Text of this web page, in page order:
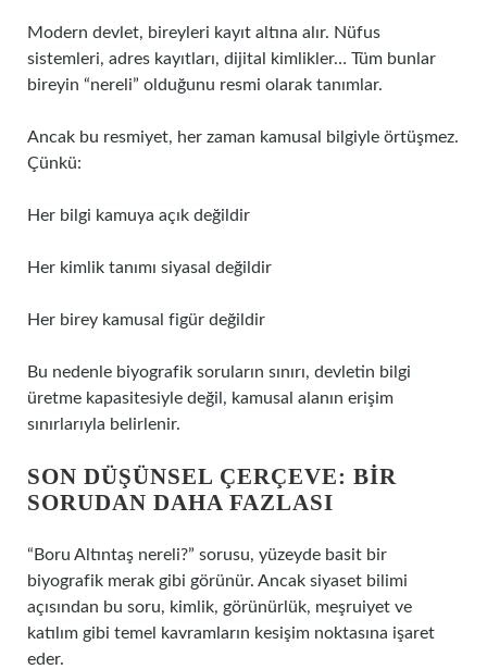
Modern devlet, bireyleri kayıt altına alır. Nüfus
sistemleri, adres kayıtları, dijital kimlikler… Tüm bunlar
bireyin “nereli” olduğunu resmi olarak tanımlar.
Ancak bu resmiyet, her zaman kamusal bilgiyle örtüşmez.
Çünkü:
Her bilgi kamuya açık değildir
Her kimlik tanımı siyasal değildir
Her birey kamusal figür değildir
Bu nedenle biyografik soruların sınırı, devletin bilgi
üretme kapasitesiyle değil, kamusal alanın erişim
sınırlarıyla belirlenir.
SON DÜŞÜNSEL ÇERÇEVE: BIR
SORUDAN DAHA FAZLASI
“Boru Altıntaş nereli?” sorusu, yüzeyde basit bir
biyografik merak gibi görünür. Ancak siyaset bilimi
açısından bu soru, kimlik, görünürlük, meşruiyet ve
katılım gibi temel kavramların kesişim noktasına işaret
eder.